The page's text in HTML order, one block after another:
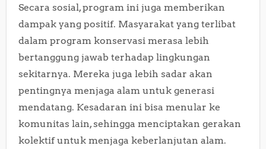
Secara sosial, program ini juga memberikan
dampak yang positif. Masyarakat yang terlibat
dalam program konservasi merasa lebih
bertanggung jawab terhadap lingkungan
sekitarnya. Mereka juga lebih sadar akan
pentingnya menjaga alam untuk generasi
mendatang. Kesadaran ini bisa menular ke
komunitas lain, sehingga menciptakan gerakan
kolektif untuk menjaga keberlanjutan alam.